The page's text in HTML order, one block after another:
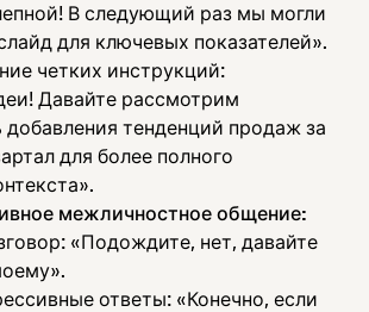
В следующий раз мы могли
для ключевых показателей».
четких инструкций:
Давайте рассмотрим
тенденций продаж за
для более полного
межличностное общение:
«Подождите, нет, давайте
ответы: «Конечно, если